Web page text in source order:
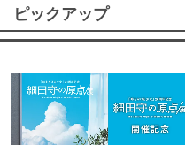
ピックアップ